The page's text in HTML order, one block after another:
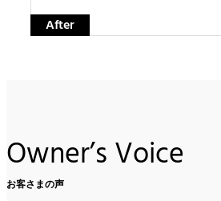
After
Owner’s Voice
お客さまの声